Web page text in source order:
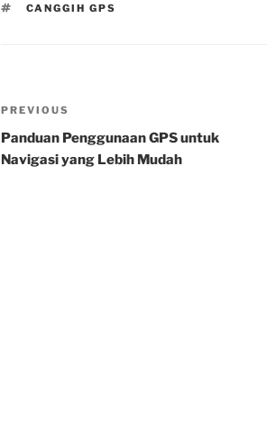
TAGS
CANGGIH GPS
Post
navigation
Previous
Post
PREVIOUS
Panduan Penggunaan GPS untuk
Navigasi yang Lebih Mudah